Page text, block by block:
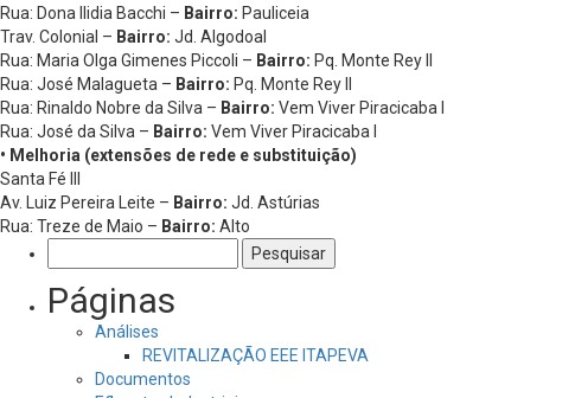
Rua: Dona Ilidia Bacchi – Bairro: Pauliceia
Trav. Colonial – Bairro: Jd. Algodoal
Rua: Maria Olga Gimenes Piccoli – Bairro: Pq. Monte Rey II
Rua: José Malagueta – Bairro: Pq. Monte Rey II
Rua: Rinaldo Nobre da Silva – Bairro: Vem Viver Piracicaba I
Rua: José da Silva – Bairro: Vem Viver Piracicaba I
• Melhoria (extensões de rede e substituição)
Santa Fé III
Av. Luiz Pereira Leite – Bairro: Jd. Astúrias
Rua: Treze de Maio – Bairro: Alto
por:
Páginas
Análises
REVITALIZAÇÃO EEE ITAPEVA
Documentos